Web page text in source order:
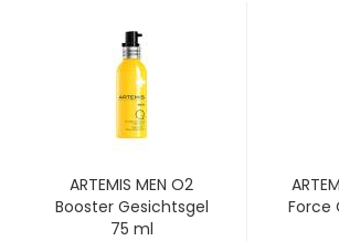
ARTEMIS MEN O2
Booster Gesichtsgel
75 ml
Force